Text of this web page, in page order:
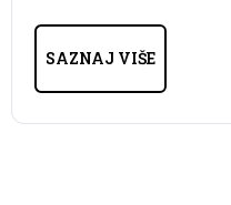
SAZNAJ VIŠE